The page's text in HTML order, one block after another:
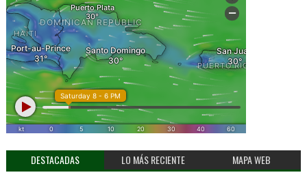
DESTACADAS LO MÁS RECIENTE MAPA WEB